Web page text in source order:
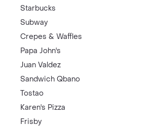
Starbucks
Subway
Crepes & Waffles
Papa John's
Juan Valdez
Sandwich Qbano
Tostao
Karen's Pizza
Frisby